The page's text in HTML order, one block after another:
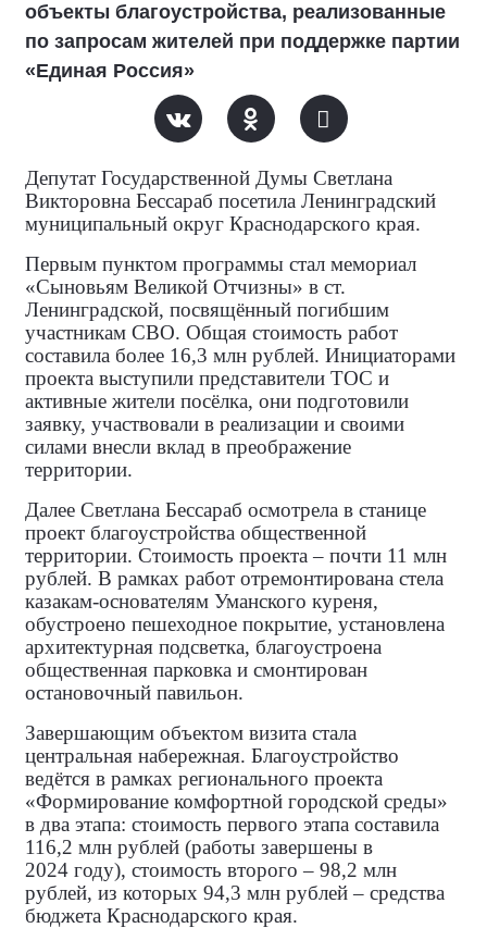
объекты благоустройства, реализованные
по запросам жителей при поддержке партии
«Единая Россия»
Депутат Государственной Думы Светлана
Викторовна Бессараб посетила Ленинградский
муниципальный округ Краснодарского края.
Первым пунктом программы стал мемориал
«Сыновьям Великой Отчизны» в ст.
Ленинградской, посвящённый погибшим
участникам СВО. Общая стоимость работ
составила более 16,3 млн рублей. Инициаторами
проекта выступили представители ТОС и
активные жители посёлка, они подготовили
заявку, участвовали в реализации и своими
силами внесли вклад в преображение
территории.
Далее Светлана Бессараб осмотрела в станице
проект благоустройства общественной
территории. Стоимость проекта – почти 11 млн
рублей. В рамках работ отремонтирована стела
казакам‑основателям Уманского куреня,
обустроено пешеходное покрытие, установлена
архитектурная подсветка, благоустроена
общественная парковка и смонтирован
остановочный павильон.
Завершающим объектом визита стала
центральная набережная. Благоустройство
ведётся в рамках регионального проекта
«Формирование комфортной городской среды»
в два этапа: стоимость первого этапа составила
116,2 млн рублей (работы завершены в
2024 году), стоимость второго – 98,2 млн
рублей, из которых 94,3 млн рублей – средства
бюджета Краснодарского края.